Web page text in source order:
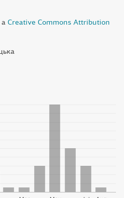
Creative Commons Attribution